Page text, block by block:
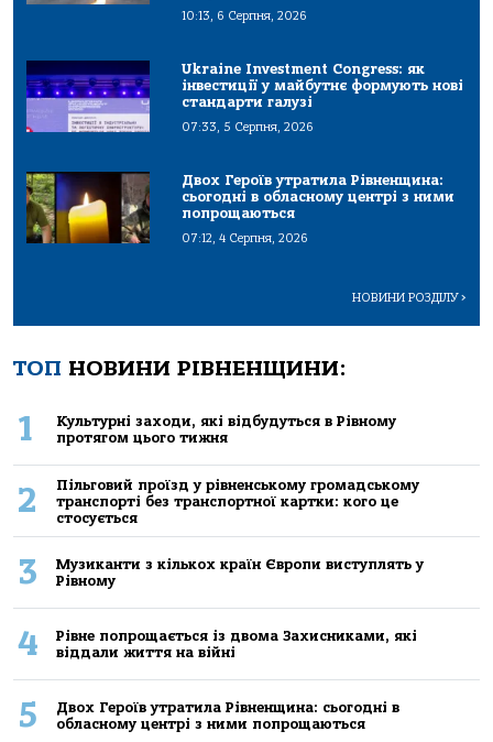
10:13, 6 Серпня, 2026
Ukraine Investment Congress: як
інвестиції у майбутнє формують нові
стандарти галузі
07:33, 5 Серпня, 2026
Двох Героїв утратила Рівненщина:
сьогодні в обласному центрі з ними
попрощаються
07:12, 4 Серпня, 2026
НОВИНИ РОЗДІЛУ>
ТОП НОВИНИ РІВНЕНЩИНИ:
1
Культурні заходи, які відбудуться в Рівному
протягом цього тижня
2
Пільговий проїзд у рівненському громадському
транспорті без транспортної картки: кого це
стосується
3
Музиканти з кількох країн Європи виступлять у
Рівному
4
Рівне попрощається із двома Захисниками, які
віддали життя на війні
5
Двох Героїв утратила Рівненщина: сьогодні в
обласному центрі з ними попрощаються